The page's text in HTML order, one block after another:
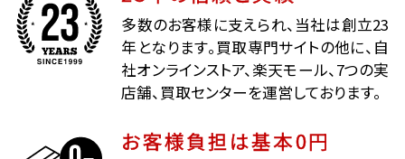
多数のお客様に支えられ、当社は創立23
年となります。買取専門サイトの他に、自
社オンラインストア、楽天モール、7つの実
店舗、買取センターを運営しております。
お客様負担は基本0円